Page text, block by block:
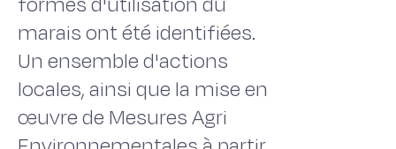
marais ont été identifiées.
Un ensemble d'actions
locales, ainsi que la mise en
œuvre de Mesures Agri